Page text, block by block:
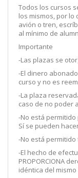
Todos los cursos
los mismos, por lo
avión o tren,
al mínimo de
Importante
-Las plazas se
-El dinero
curso y no es
-La plaza
caso de no poder
-No está
Sí se pueden
-No está permitido
-El hecho de
PROPORCIONA
idéntica del